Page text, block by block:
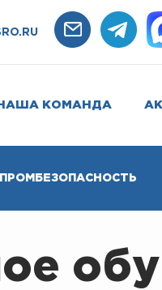
КОМАНДА
ПРОМБЕЗОПАСНОСТЬ